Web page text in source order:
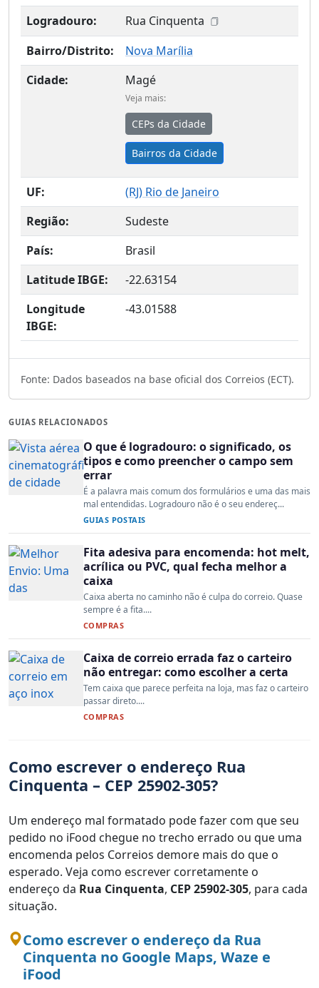
Logradouro:
Rua Cinquenta
Bairro/Distrito:
Nova Marília
Cidade:
Magé
Veja mais:
CEPs da Cidade
Bairros da Cidade
UF: (RJ) Rio de Janeiro
Região:
Sudeste
País:
Brasil
Latitude IBGE:
-22.63154
Longitude
IBGE:
-43.01588
Fonte: Dados baseados na base oficial dos Correios (ECT).
GUIAS RELACIONADOS
O que é logradouro: o significado, os
tipos e como preencher o campo sem
errar
É a palavra mais comum dos formulários e uma das mais
mal entendidas. Logradouro não é o seu endereç...
GUIAS POSTAIS
Fita adesiva para encomenda: hot melt,
acrílica ou PVC, qual fecha melhor a
caixa
Caixa aberta no caminho não é culpa do correio. Quase
sempre é a fita....
COMPRAS
Caixa de correio errada faz o carteiro
não entregar: como escolher a certa
Tem caixa que parece perfeita na loja, mas faz o carteiro
passar direto....
COMPRAS
Como escrever o endereço Rua
Cinquenta – CEP 25902-305?
Um endereço mal formatado pode fazer com que seu
pedido no iFood chegue no trecho errado ou que uma
encomenda pelos Correios demore mais do que o
esperado. Veja como escrever corretamente o
endereço da Rua Cinquenta, CEP 25902-305, para cada
situação.
Como escrever o endereço da Rua
Cinquenta no Google Maps, Waze e
iFood